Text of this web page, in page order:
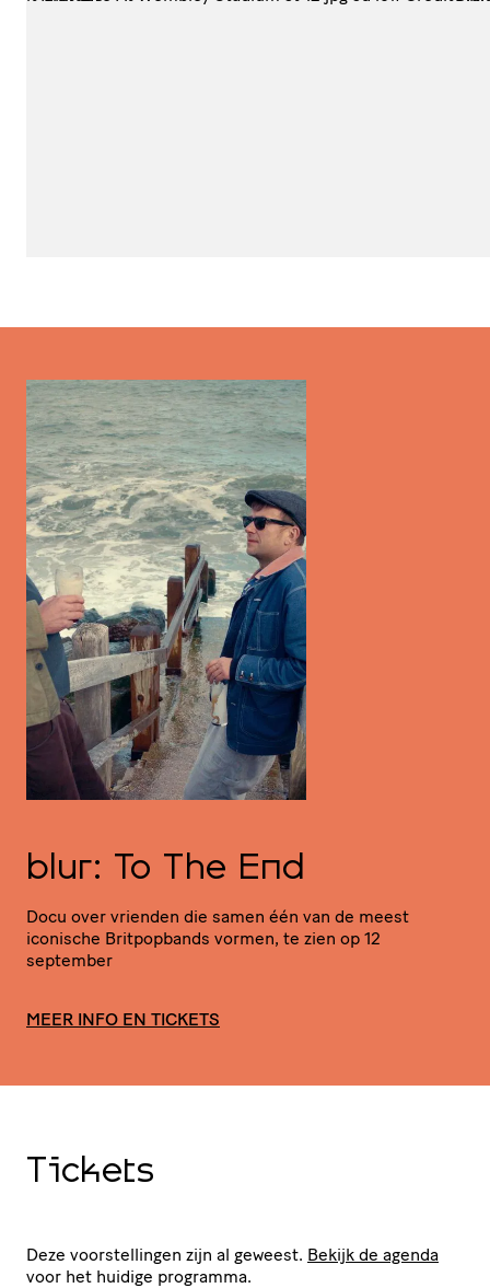
blur: To The End
Docu over vrienden die samen één van de meest
iconische Brit­pop­bands vormen, te zien op 12
september
MEER INFO EN TICKETS
Tickets
Deze voorstellingen zijn al geweest. Bekijk de agenda
voor het huidige programma.